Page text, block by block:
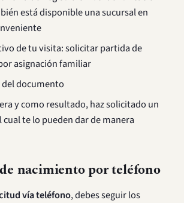
está disponible una sucursal en
de tu visita: solicitar partida de
asignación familiar
del documento
y como resultado, haz solicitado un
te lo pueden dar de manera
nacimiento por teléfono
vía teléfono, debes seguir los